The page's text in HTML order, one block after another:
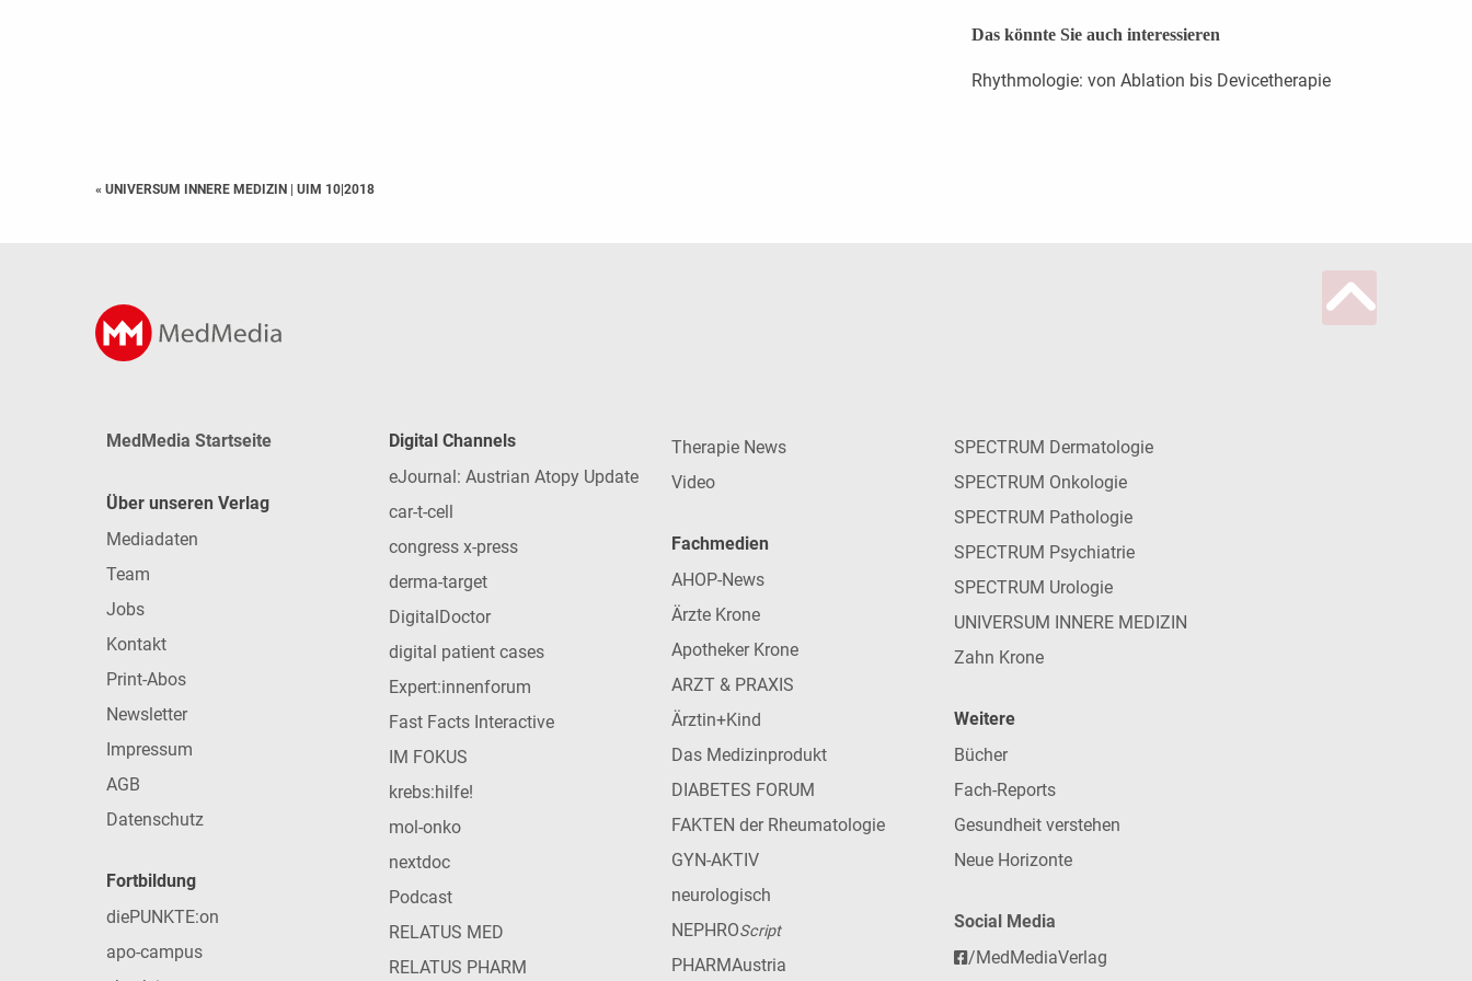
Das könnte Sie auch interessieren
Rhythmologie: von Ablation bis Devicetherapie
« UNIVERSUM INNERE MEDIZIN UIM 10|2018
MedMedia Startseite
Über unseren Verlag
Mediadaten
Team
Jobs
Kontakt
Print-Abos
Newsletter
Impressum
AGB
Datenschutz
Fortbildung
diePUNKTE:on
apo-campus
Digital Channels
eJournal: Austrian Atopy Update
car-t-cell
congress x-press
derma-target
DigitalDoctor
digital patient cases
Expert:innenforum
Fast Facts Interactive
IM FOKUS
krebs:hilfe!
mol-onko
nextdoc
Podcast
RELATUS MED
RELATUS PHARM
Therapie News
Video
Fachmedien
AHOP-News
Ärzte Krone
Apotheker Krone
ARZT & PRAXIS
Ärztin+Kind
Das Medizinprodukt
DIABETES FORUM
FAKTEN der Rheumatologie
GYN-AKTIV
neurologisch
NEPHROScript
PHARMAustria
SPECTRUM Dermatologie
SPECTRUM Onkologie
SPECTRUM Pathologie
SPECTRUM Psychiatrie
SPECTRUM Urologie
UNIVERSUM INNERE MEDIZIN
Zahn Krone
Weitere
Bücher
Fach-Reports
Gesundheit verstehen
Neue Horizonte
Social Media
/MedMediaVerlag